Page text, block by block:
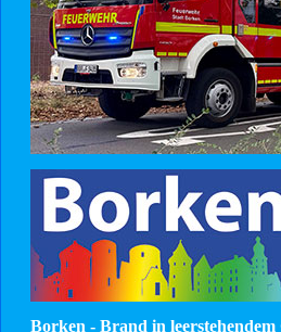
Borken - Brand in leerstehendem